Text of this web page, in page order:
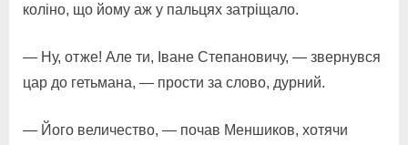
коліно, що йому аж у пальцях затріщало.
— Ну, отже! Але ти, Іване Степановичу, — звернувся
цар до гетьмана, — прости за слово, дурний.
— Його величество, — почав Меншиков, хотячи